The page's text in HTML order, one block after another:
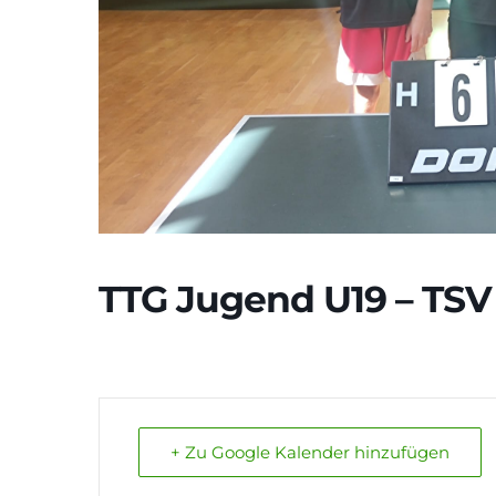
TTG Jugend U19 –
+ Zu Google Kalender hinzufügen